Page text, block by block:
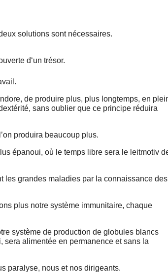
solutions sont nécessaires.
d‘un trésor.
de produire plus, plus longtemps, en
sans oublier que ce principe réduira
produira beaucoup plus.
épanoui, où le temps libre sera le leitmotiv
les grandes maladies par la connaissance des
plus notre système immunitaire, chaque
système de production de globules blancs
sera alimentée en permanence et sans la
paralyse, nous et nos dirigeants.